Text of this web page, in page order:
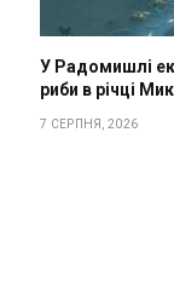
У Радомишлі
риби в річці
7 СЕРПНЯ, 2026